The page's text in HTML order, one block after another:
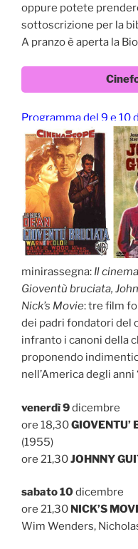
oppure potete
sottoscrizione per la
A pranzo è aperta la
Programma del 9 e 10
minirassegna: Il
Gioventù bruciata,
Nick’s Movie: tre film
dei padri fondatori del
infranto i canoni della
proponendo
nell’America degli anni
venerdì 9dicembre
ore 18,30GIOVENTU’
(1955)
ore 21,30JOHNNY
sabato 10dicembre
ore 21,30 NICK’S
Wim Wenders,